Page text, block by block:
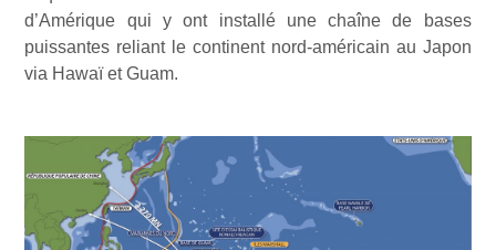
d’Amérique qui y ont installé une chaîne de bases
puissantes reliant le continent nord-américain au Japon
via Hawaï et Guam.